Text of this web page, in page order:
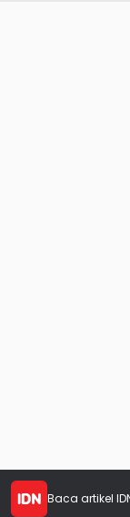
Baca artikel